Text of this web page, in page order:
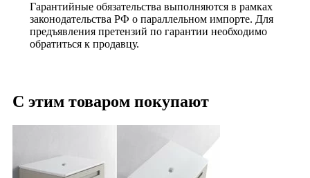
Гарантийные обязательства выполняются в рамках
законодательства РФ о параллельном импорте. Для
предъявления претензий по гарантии необходимо
обратиться к продавцу.
С этим товаром покупают